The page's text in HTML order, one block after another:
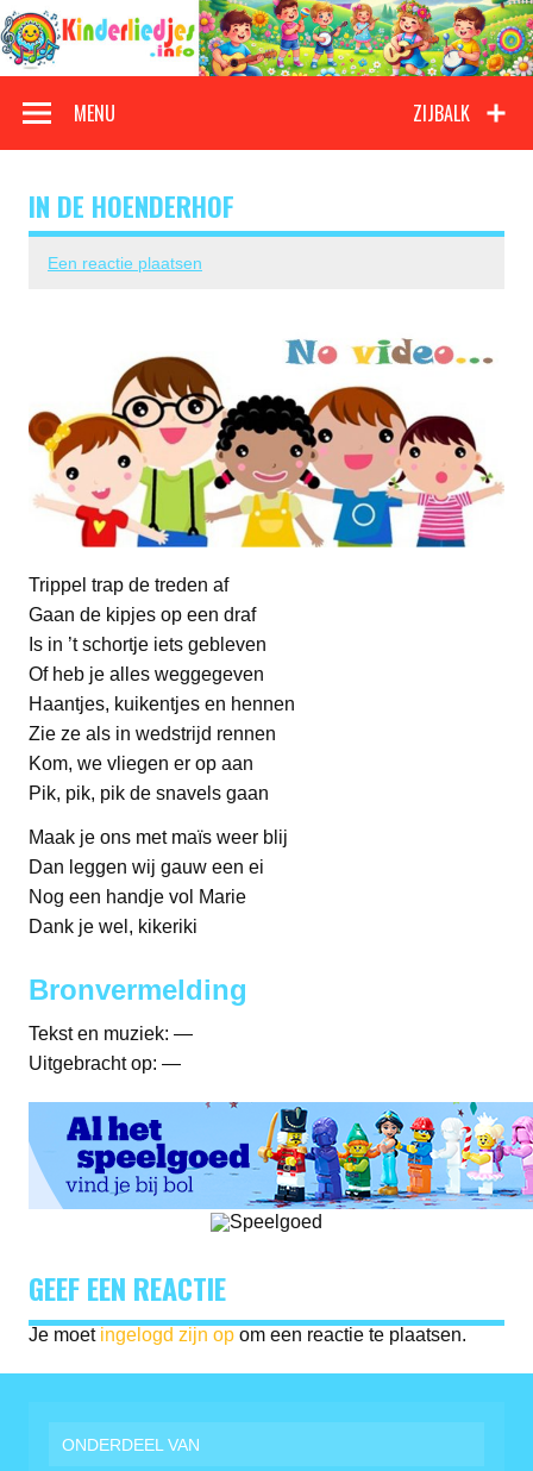
Doorgaan
naar
inhoud
Kinderliedjes
ZIJBALK
MENU
IN DE HOENDERHOF
Een reactie plaatsen
Trippel trap de treden af
Gaan de kipjes op een draf
Is in ’t schortje iets gebleven
Of heb je alles weggegeven
Haantjes, kuikentjes en hennen
Zie ze als in wedstrijd rennen
Kom, we vliegen er op aan
Pik, pik, pik de snavels gaan
Maak je ons met maïs weer blij
Dan leggen wij gauw een ei
Nog een handje vol Marie
Dank je wel, kikeriki
Bronvermelding
Tekst en muziek: —
Uitgebracht op: —
GEEF EEN REACTIE
Je moet ingelogd zijn op om een reactie te plaatsen.
ONDERDEEL VAN